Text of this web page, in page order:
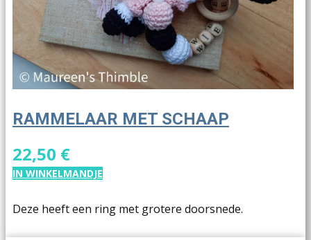
RAMMELAAR MET SCHAAP
22,50 €
IN WINKELMANDJE
Deze heeft een ring met grotere doorsnede.